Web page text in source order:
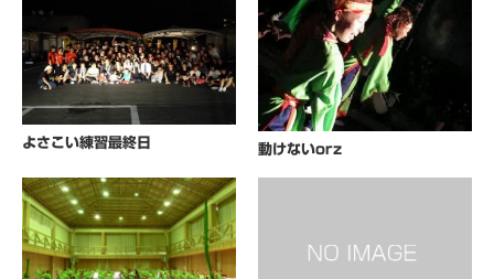
よさこい練習最終日 動けないorz